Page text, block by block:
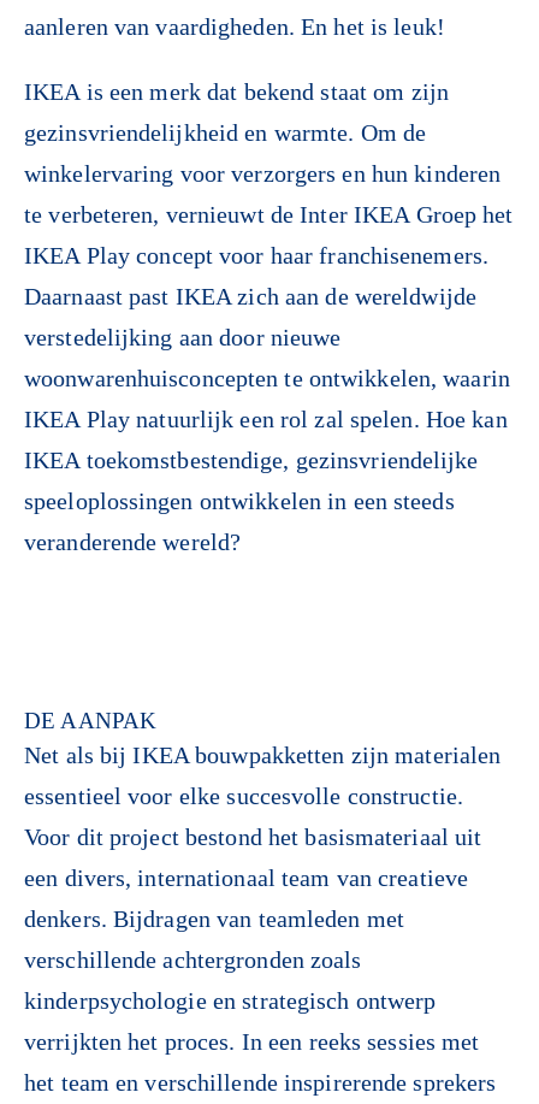
aanleren van vaardigheden. En het is leuk!
IKEA is een merk dat bekend staat om zijn
gezinsvriendelijkheid en warmte. Om de
winkelervaring voor verzorgers en hun kinderen
te verbeteren, vernieuwt de Inter IKEA Groep het
IKEA Play concept voor haar franchisenemers.
Daarnaast past IKEA zich aan de wereldwijde
verstedelijking aan door nieuwe
woonwarenhuisconcepten te ontwikkelen, waarin
IKEA Play natuurlijk een rol zal spelen. Hoe kan
IKEA toekomstbestendige, gezinsvriendelijke
speeloplossingen ontwikkelen in een steeds
veranderende wereld?
DE AANPAK
Net als bij IKEA bouwpakketten zijn materialen
essentieel voor elke succesvolle constructie.
Voor dit project bestond het basismateriaal uit
een divers, internationaal team van creatieve
denkers. Bijdragen van teamleden met
verschillende achtergronden zoals
kinderpsychologie en strategisch ontwerp
verrijkten het proces. In een reeks sessies met
het team en verschillende inspirerende sprekers